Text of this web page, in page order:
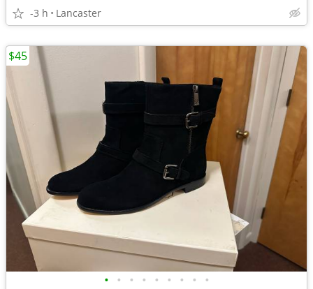
-3 h Lancaster
• • • • • • • • •
$45